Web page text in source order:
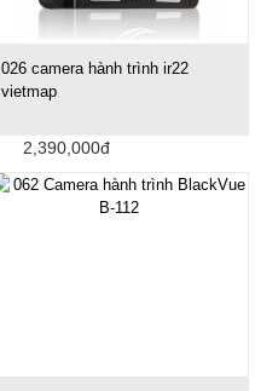
026 camera hành trình ir22
vietmap
2,390,000đ